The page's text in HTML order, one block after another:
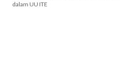
dalam UU ITE